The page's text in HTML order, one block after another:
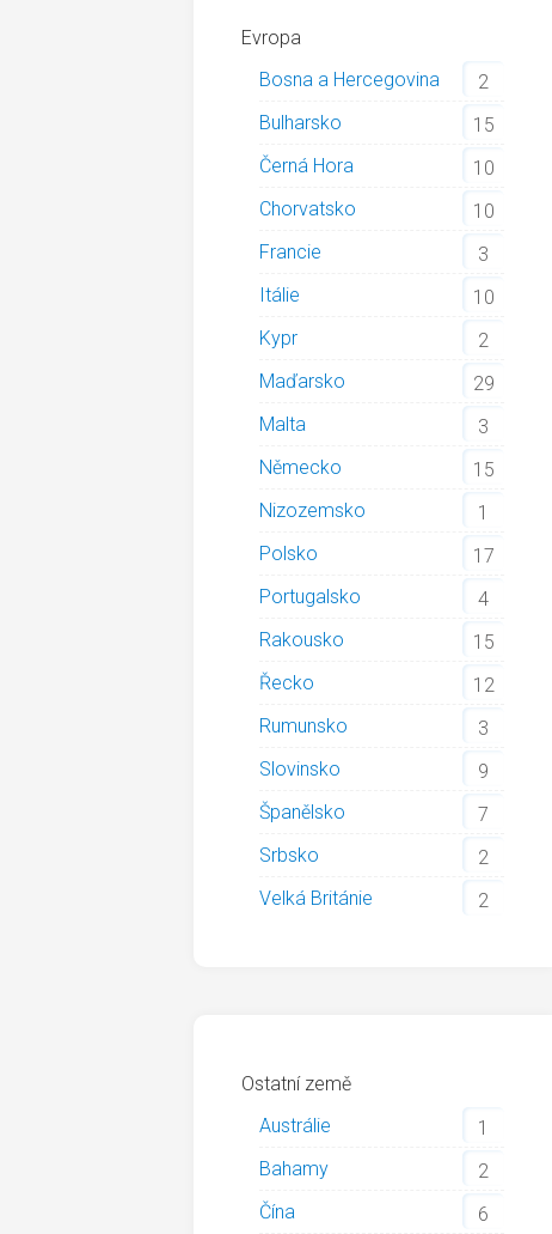
Evropa
Bosna a Hercegovina
2
Bulharsko
15
Černá Hora
10
Chorvatsko
10
Francie
3
Itálie
10
Kypr
2
Maďarsko
29
Malta
3
Německo
15
Nizozemsko
1
Polsko
17
Portugalsko
4
Rakousko
15
Řecko
12
Rumunsko
3
Slovinsko
9
Španělsko
7
Srbsko
2
Velká Británie
2
Ostatní země
Austrálie
1
Bahamy
2
Čína
6